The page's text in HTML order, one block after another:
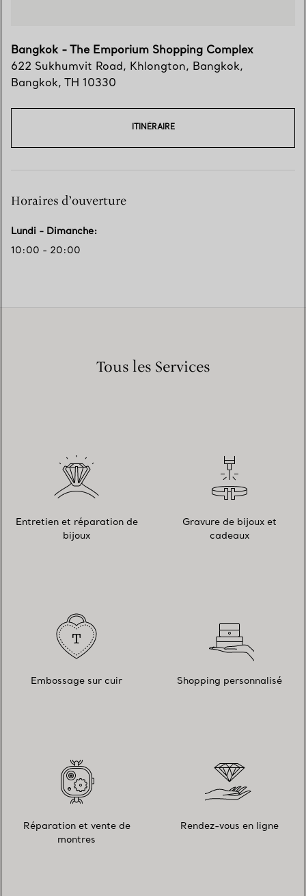
Bangkok - The Emporium Shopping Complex
622 Sukhumvit Road, Khlongton, Bangkok,
Bangkok, TH 10330
ITINÉRAIRE
Horaires d’ouverture
Lundi - Dimanche:
10:00 - 20:00
Tous les Services
Entretien et réparation de
bijoux
Gravure de bijoux et
cadeaux
Embossage sur cuir Shopping personnalisé
Réparation et vente de
montres
Rendez-vous en ligne